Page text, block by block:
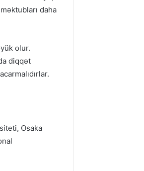
daha
olur.
diqqət
Osaka